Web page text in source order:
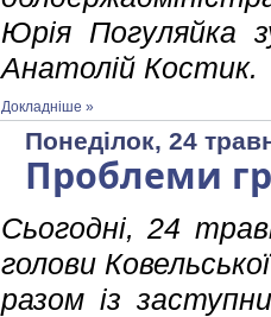
Юрія Погуляйка
Анатолій Костик.
Докладніше »
Понеділок, 24
Проблеми
Сьогодні, 24
голови
разом із